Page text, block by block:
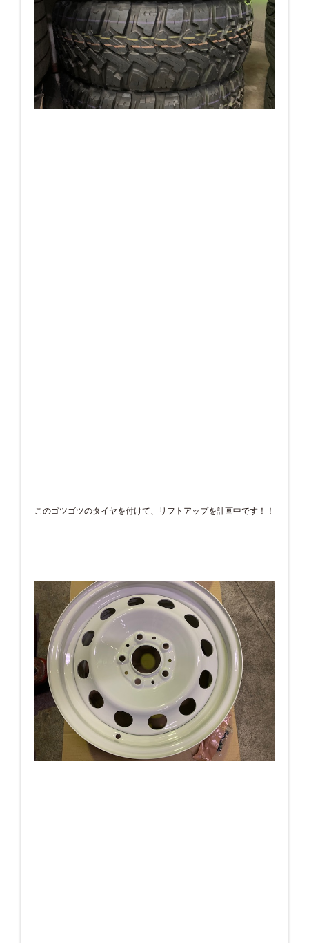
このゴツゴツのタイヤを付けて、リフトアップを計画中です！！